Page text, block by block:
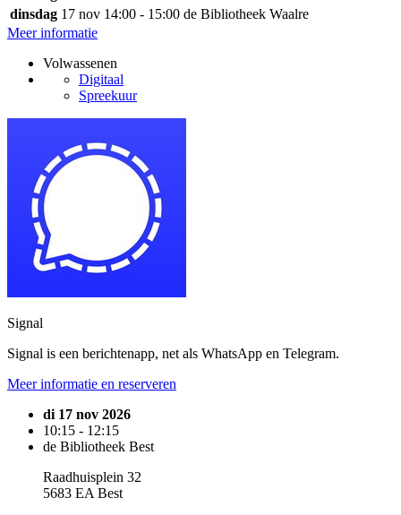
dinsdag 17 nov 14:00 - 15:00 de Bibliotheek Waalre
Meer informatie
Volwassenen
Digitaal
Spreekuur
Signal
Signal is een berichtenapp, net als WhatsApp en Telegram.
Meer informatie en reserveren
di 17 nov 2026
10:15 - 12:15
de Bibliotheek Best
Raadhuisplein 32
5683 EA Best